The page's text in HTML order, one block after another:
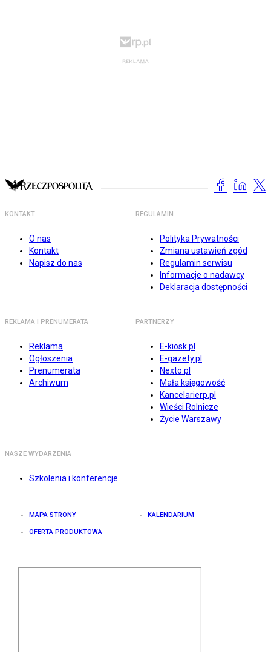
KONTAKT
O nas
Kontakt
Napisz do nas
REGULAMIN
Polityka Prywatności
Zmiana ustawień zgód
Regulamin serwisu
Informacje o nadawcy
Deklaracja dostępności
REKLAMA I PRENUMERATA
Reklama
Ogłoszenia
Prenumerata
Archiwum
PARTNERZY
E-kiosk.pl
E-gazety.pl
Nexto.pl
Mała księgowość
Kancelarierp.pl
Wieści Rolnicze
Życie Warszawy
NASZE WYDARZENIA
Szkolenia i konferencje
MAPA STRONY KALENDARIUM
OFERTA PRODUKTOWA